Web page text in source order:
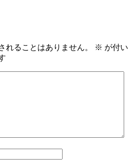
れることはありません。 ※ が付い